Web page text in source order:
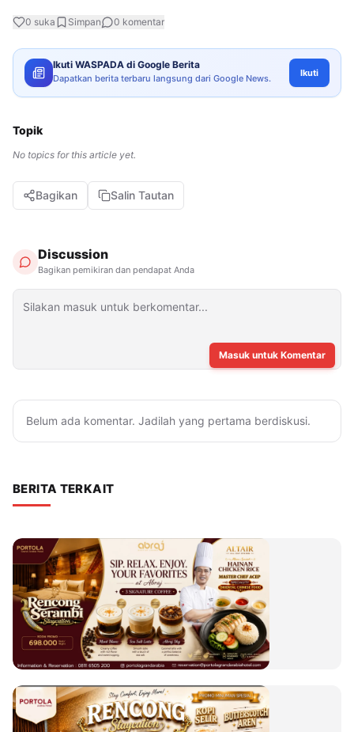
0 suka Simpan 0 komentar
Ikuti WASPADA di Google Berita
Dapatkan berita terbaru langsung dari Google News. Ikuti
Topik
No topics for this article yet.
Bagikan Salin Tautan
Discussion
Bagikan pemikiran dan pendapat Anda
Masuk untuk Komentar
Belum ada komentar. Jadilah yang pertama berdiskusi.
BERITA TERKAIT